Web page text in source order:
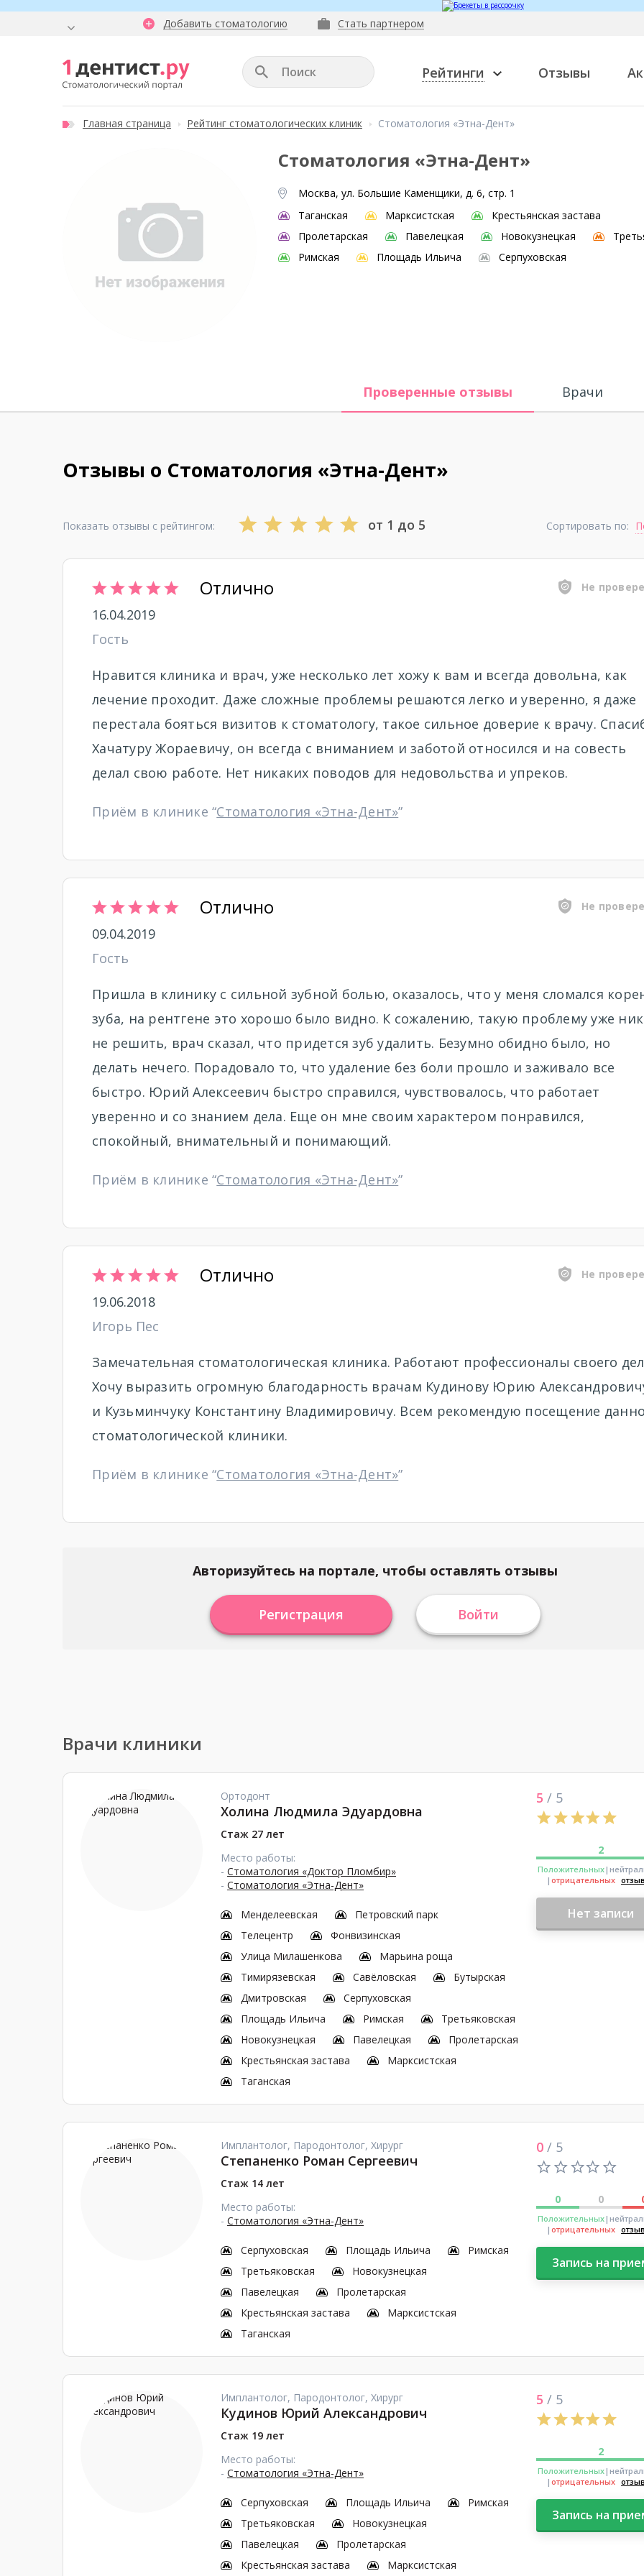
Добавить стоматологию Стать партнером
Рейтинги Отзывы
Главная страница Рейтинг стоматологических клиник Стоматология «Этна-Дент»
Стоматология «Этна-Дент»
Москва, ул. Большие Каменщики, д. 6, стр. 1
Таганская
Марксистская
Крестьянская застава
Пролетарская
Павелецкая Новокузнецкая
Римская
Площадь Ильича Серпуховская
Проверенные отзывы Врачи
Отзывы о Стоматология «Этна-Дент»
Показать отзывы с рейтингом: от 1 до 5 Сортировать по:
Отлично Не
16.04.2019
Гость
Нравится клиника и врач, уже несколько лет хожу к вам и всегда довольна, как
лечение проходит. Даже сложные проблемы решаются легко и уверенно, я даже
перестала бояться визитов к стоматологу, такое сильное доверие к врачу.
Хачатуру Жораевичу, он всегда с вниманием и заботой относился и на совесть
делал свою работе. Нет никаких поводов для недовольства и упреков.
Приём в клинике “Стоматология «Этна-Дент»”
Отлично Не
09.04.2019
Гость
Пришла в клинику с сильной зубной болью, оказалось, что у меня сломался
зуба, на рентгене это хорошо было видно. К сожалению, такую проблему уже
не решить, врач сказал, что придется зуб удалить. Безумно обидно было, но
делать нечего. Порадовало то, что удаление без боли прошло и заживало все
быстро. Юрий Алексеевич быстро справился, чувствовалось, что работает
уверенно и со знанием дела. Еще он мне своим характером понравился,
спокойный, внимательный и понимающий.
Приём в клинике “Стоматология «Этна-Дент»”
Отлично Не
19.06.2018
Игорь Пес
Замечательная стоматологическая клиника. Работают профессионалы своего
Хочу выразить огромную благодарность врачам Кудинову Юрию
и Кузьминчуку Константину Владимировичу. Всем рекомендую посещение
стоматологической клиники.
Приём в клинике “Стоматология «Этна-Дент»”
Авторизуйтесь на портале, чтобы оставлять отзывы
Регистрация Войти
Врачи клиники
Ортодонт
Холина Людмила Эдуардовна
Стаж 27 лет
Место работы:
- Стоматология «Доктор Пломбир»
- Стоматология «Этна-Дент»
Менделеевская
Петровский парк
Телецентр
Фонвизинская
Улица Милашенкова
Марьина роща
Тимирязевская
Савёловская
Бутырская
Дмитровская
Серпуховская
Площадь Ильича
Римская
Третьяковская
Новокузнецкая
Павелецкая
Пролетарская
Крестьянская застава
Марксистская
Таганская
5 / 5
2
Положительных
| отрицательных
Нет записи
Имплантолог, Пародонтолог, Хирург
Степаненко Роман Сергеевич
Стаж 14 лет
Место работы:
- Стоматология «Этна-Дент»
Серпуховская Площадь Ильича
Римская
Третьяковская
Новокузнецкая
Павелецкая
Пролетарская
Крестьянская застава
Марксистская
Таганская
0 / 5
0 0
Положительных
| отрицательных
Запись на
Имплантолог, Пародонтолог, Хирург
Кудинов Юрий Александрович
Стаж 19 лет
Место работы:
- Стоматология «Этна-Дент»
Серпуховская Площадь Ильича
Римская
Третьяковская
Новокузнецкая
Павелецкая
Пролетарская
Крестьянская застава
Марксистская
5 / 5
2
Положительных
| отрицательных
Запись на